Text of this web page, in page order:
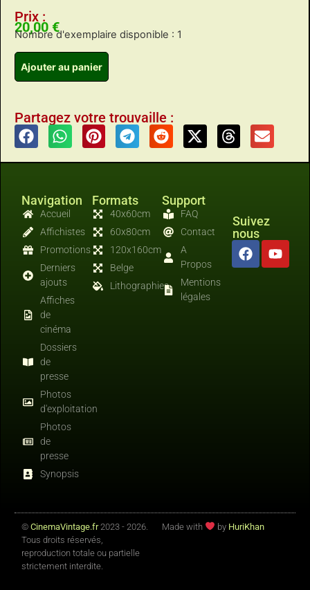
Prix :
20,00 €
Nombre d'exemplaire disponible : 1
Ajouter au panier
Partagez votre trouvaille :
Navigation
Accueil
Affichistes
Promotions
Derniers
ajouts
Affiches
de
cinéma
Dossiers
de
presse
Photos
d'exploitation
Photos
de
presse
Synopsis
Formats
40x60cm
60x80cm
120x160cm
Belge
Lithographies
Support
FAQ
Contact
A
Propos
Mentions
légales
Suivez
nous
© CinemaVintage.fr2023 - 2026.
Tous droits réservés,
reproduction totale ou partielle
strictement interdite.
Made with by HuriKhan